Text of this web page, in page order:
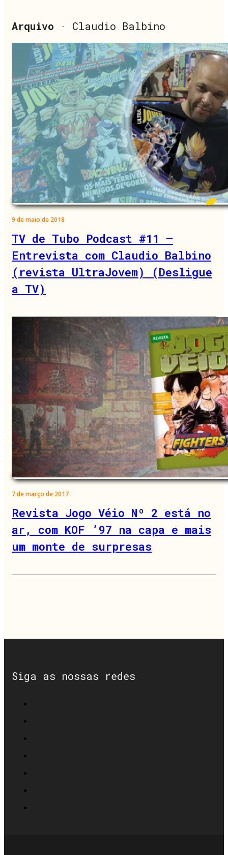
Arquivo · Claudio Balbino
9 de maio de 2018
TV de Tubo Podcast #11 –
Entrevista com Claudio Balbino
(revista UltraJovem) (Desligue
a TV)
7 de março de 2017
Revista Jogo Véio Nº 2 está no
ar, com KOF ’97 na capa e mais
um monte de surpresas
Siga as nossas redes